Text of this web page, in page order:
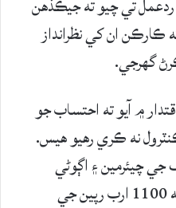
ڪارڪن ان کي نظرانداز
گهرجي.
۾ آيو ته احتساب جو
نه ڪري رهيو هيس.
جي چيئرمين ۽ اڳوڻي
وزيراعظم عمران خان چيو آهي ته 1100 ارب رپين جي